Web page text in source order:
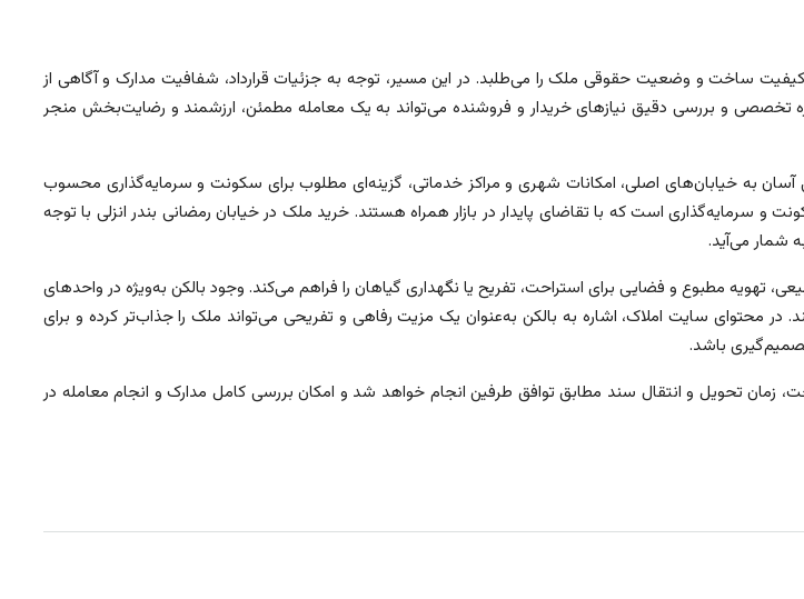
کیفیت ساخت و وضعیت حقوقی ملک را می‌طلبد. در این مسیر، توجه به جزئیات قرارداد، شفافیت مدارک و آگاهی از
تخصصی و بررسی دقیق نیازهای خریدار و فروشنده می‌تواند به یک معامله مطمئن، ارزشمند و رضایت‌بخش منجر
به خیابان‌های اصلی، امکانات شهری و مراکز خدماتی، گزینه‌ای مطلوب برای سکونت و سرمایه‌گذاری محسوب
است که با تقاضای پایدار در بازار همراه هستند. خرید ملک در خیابان رمضانی بندر انزلی با توجه
شمار می‌آید.
تهویه مطبوع و فضایی برای استراحت، تفریح یا نگهداری گیاهان را فراهم می‌کند. وجود بالکن به‌ویژه در واحدهای
در محتوای سایت املاک، اشاره به بالکن به‌عنوان یک مزیت رفاهی و تفریحی می‌تواند ملک را جذاب‌تر کرده و برای
باشد.
تحویل و انتقال سند مطابق توافق طرفین انجام خواهد شد و امکان بررسی کامل مدارک و انجام معامله در